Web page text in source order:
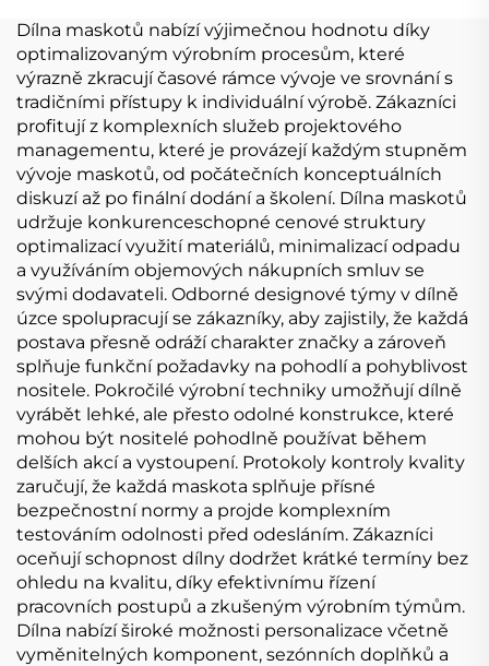
zakázku
Dílna maskotů nabízí výjimečnou hodnotu díky
optimalizovaným výrobním procesům, které
výrazně zkracují časové rámce vývoje ve srovnání s
tradičními přístupy k individuální výrobě. Zákazníci
profitují z komplexních služeb projektového
managementu, které je provázejí každým stupněm
vývoje maskotů, od počátečních konceptuálních
diskuzí až po finální dodání a školení. Dílna maskotů
udržuje konkurenceschopné cenové struktury
optimalizací využití materiálů, minimalizací odpadu
a využíváním objemových nákupních smluv se
svými dodavateli. Odborné designové týmy v dílně
úzce spolupracují se zákazníky, aby zajistily, že každá
postava přesně odráží charakter značky a zároveň
splňuje funkční požadavky na pohodlí a pohyblivost
nositele. Pokročilé výrobní techniky umožňují dílně
vyrábět lehké, ale přesto odolné konstrukce, které
mohou být nositelé pohodlně používat během
delších akcí a vystoupení. Protokoly kontroly kvality
zaručují, že každá maskota splňuje přísné
bezpečnostní normy a projde komplexním
testováním odolnosti před odesláním. Zákazníci
oceňují schopnost dílny dodržet krátké termíny bez
ohledu na kvalitu, díky efektivnímu řízení
pracovních postupů a zkušeným výrobním týmům.
Dílna nabízí široké možnosti personalizace včetně
vyměnitelných komponent, sezónních doplňků a